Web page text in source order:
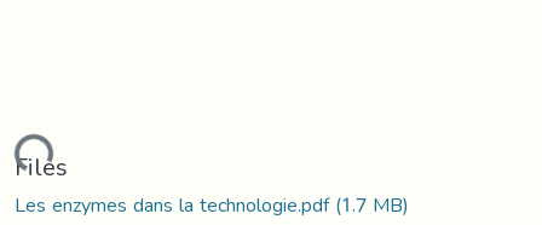
Files
Les enzymes dans la technologie.pdf(1.7 MB)